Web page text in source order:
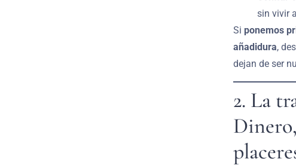
sin vivir
Si ponemos
añadidura,
dejan de ser
2. La